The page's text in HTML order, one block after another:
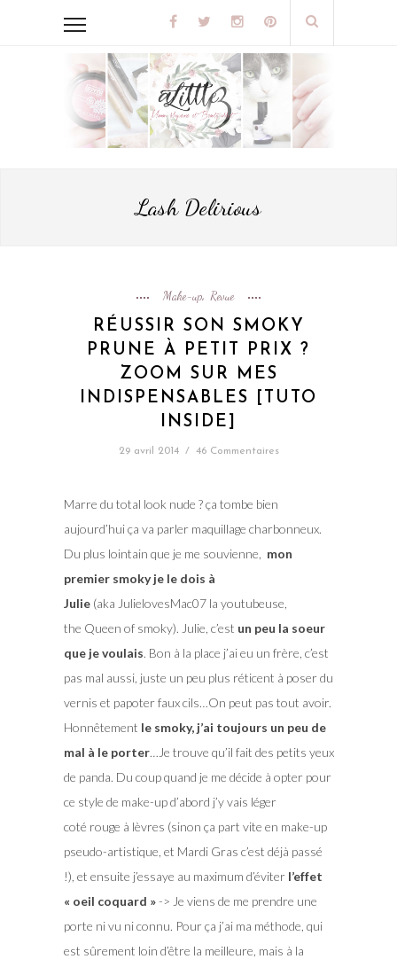
Lash Delirious
Make-up, Revue
RÉUSSIR SON SMOKY
PRUNE À PETIT PRIX ?
ZOOM SUR MES
INDISPENSABLES [TUTO
INSIDE]
29 avril 2014 / 46 Commentaires
Marre du total look nude ? ça tombe bien
aujourd’hui ça va parler maquillage charbonneux.
Du plus lointain que je me souvienne, mon
premier smoky je le dois à
Julie(aka JulielovesMac07 la youtubeuse,
the Queen of smoky). Julie, c’est un peu la soeur
que je voulais. Bon à la place j’ai eu un frère, c’est
pas mal aussi, juste un peu plus réticent à poser du
vernis et papoter faux cils…On peut pas tout avoir.
Honnêtement le smoky, j’ai toujours un peu de
mal à le porter…Je trouve qu’il fait des petits yeux
de panda. Du coup quand je me décide à opter pour
ce style de make-up d’abord j’y vais léger
coté rouge à lèvres (sinon ça part vite en make-up
pseudo-artistique, et Mardi Gras c’est déjà passé
!), et ensuite j’essaye au maximum d’éviter l’effet
« oeil coquard »-> Je viens de me prendre une
porte ni vu ni connu. Pour ça j’ai ma méthode, qui
est sûrement loin d’être la meilleure, mais à la